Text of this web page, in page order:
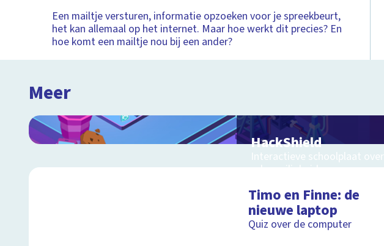
Een mailtje versturen, informatie opzoeken voor je spreekbeurt,
het kan allemaal op het internet. Maar hoe werkt dit precies? En
hoe komt een mailtje nou bij een ander?
Meer
HackShield
Interactieve schoolplaat over
cyberveiligheid
Timo en Finne: de
nieuwe laptop
Quiz over de computer